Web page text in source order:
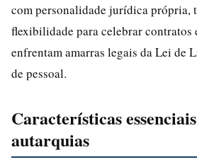
com personalidade jurídica própria,
flexibilidade para celebrar contratos
enfrentam amarras legais da Lei de
de pessoal.
Características
autarquias